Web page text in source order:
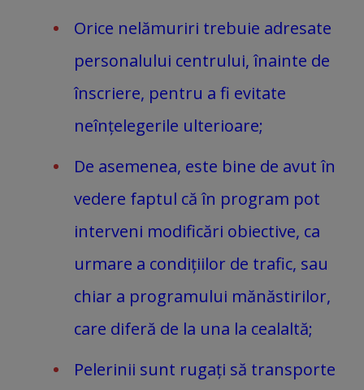
Orice nelămuriri trebuie adresate
personalului centrului, înainte de
înscriere, pentru a fi evitate
neînțelegerile ulterioare;
De asemenea, este bine de avut în
vedere faptul că în program pot
interveni modificări obiective, ca
urmare a condițiilor de trafic, sau
chiar a programului mănăstirilor,
care diferă de la una la cealaltă;
Pelerinii sunt rugați să transporte